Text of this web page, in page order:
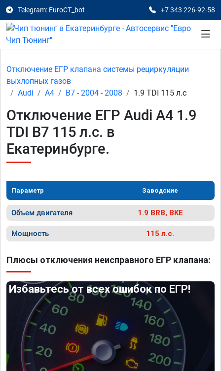
Telegram: EuroCT_bot +7 343 226-92-58
Отключение ЕГР клапана системы рециркуляции
выхлопных газов
Audi
A4 B7 - 2004 - 2008 1.9 TDI 115 л.с
Отключение ЕГР Audi A4 1.9
TDI B7 115 л.с. в
Екатеринбурге.
Параметр Заводские
Объем двигателя 1.9 BRB, BKE
Мощность 115 л.с.
Плюсы отключения неисправного ЕГР клапана:
Избавьтесь от всех ошибок по ЕГР!